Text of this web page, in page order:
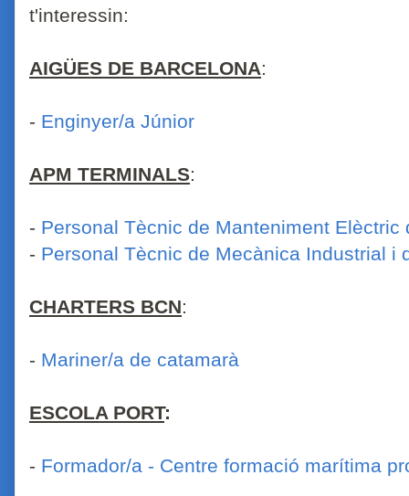
t'interessin:
AIGÜES DE BARCELONA:
- Enginyer/a Júnior
APM TERMINALS:
- Personal Tècnic de Manteniment
- Personal Tècnic de Mecànica Industrial i
CHARTERS BCN:
- Mariner/a de catamarà
ESCOLA PORT:
- Formador/a - Centre formació marítima